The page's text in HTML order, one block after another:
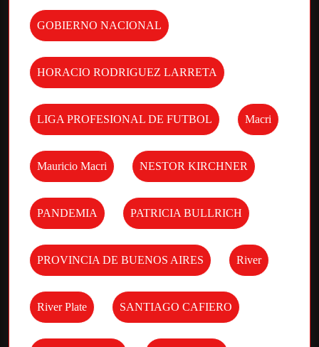
GOBIERNO NACIONAL
HORACIO RODRIGUEZ LARRETA
LIGA PROFESIONAL DE FUTBOL Macri
Mauricio Macri NESTOR KIRCHNER
PANDEMIA PATRICIA BULLRICH
PROVINCIA DE BUENOS AIRES River
River Plate SANTIAGO CAFIERO